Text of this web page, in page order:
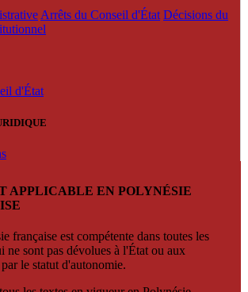
Arrêts du Conseil d'État Décisions du
d'État
APPLICABLE EN POLYNÉSIE
française est compétente dans toutes les
ne sont pas dévolues à l'État ou aux
le statut d'autonomie.